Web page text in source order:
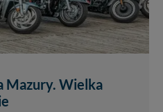
Mazury. Wielka